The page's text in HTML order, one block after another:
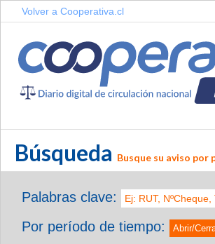
Volver a Cooperativa.cl
Búsqueda Busque su aviso por
Palabras clave:
Por período de tiempo:
Abrir/